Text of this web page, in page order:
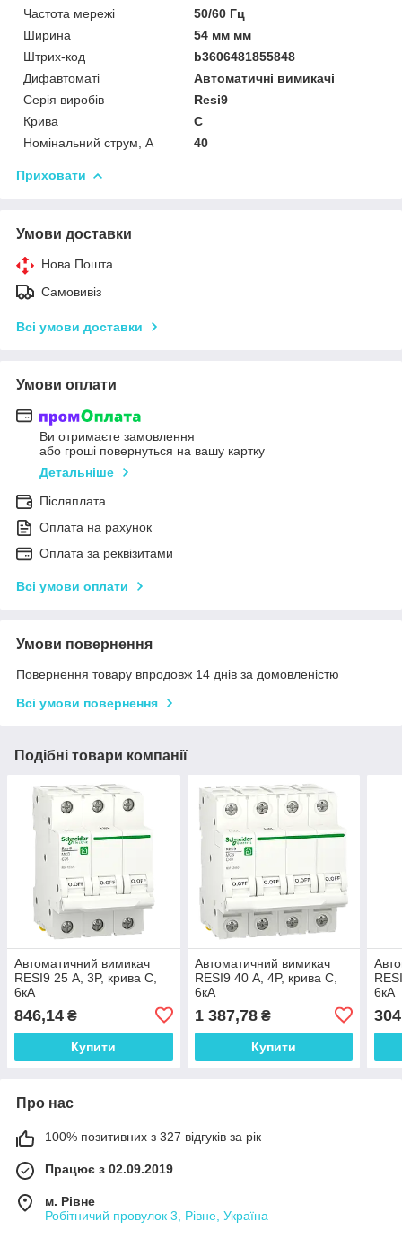
Частота мережі
50/60 Гц
Ширина
54 мм мм
Штрих-код
b3606481855848
Дифавтоматі
Автоматичні вимикачі
Серія виробів
Resi9
Крива
C
Номінальний струм, А
40
Приховати
Умови доставки
Нова Пошта
Самовивіз
Всі умови доставки
Умови оплати
Ви отримаєте замовлення
або гроші повернуться на вашу картку
Детальніше
Післяплата
Оплата на рахунок
Оплата за реквізитами
Всі умови оплати
Умови повернення
Повернення товару впродовж 14 днів за домовленістю
Всі умови повернення
Подібні товари компанії
Автоматичний вимикач
RESI9 25 А, 3P, крива С,
6кА
846,14 ₴
Купити
Автоматичний вимикач
RESI9 40 А, 4P, крива С,
6кА
1 387,78₴
Купити
6кА
Про нас
100% позитивних з 327 відгуків за рік
Працює з 02.09.2019
м. Рівне
Робітничий провулок 3, Рівне, Україна